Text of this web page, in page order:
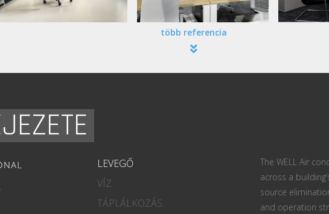
több referencia
LEVEGŐ
VÍZ
TÁPLÁLKOZÁS
The WELL Air
across a
source
and operation